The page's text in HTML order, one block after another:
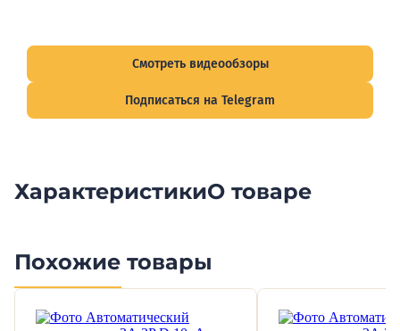
Смотреть видеообзоры
Подписаться на Telegram
ХарактеристикиО товаре
Похожие товары